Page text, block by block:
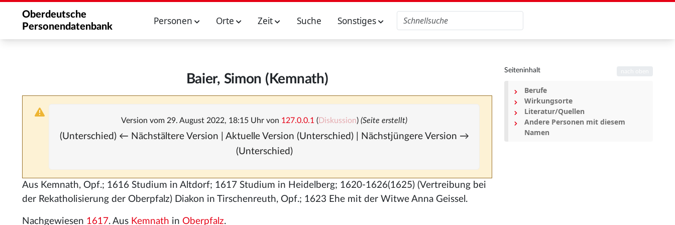
Oberdeutsche
Personendatenbank
Personen Orte Zeit Suche Sonstiges
Baier, Simon (Kemnath)
Version vom 29. August 2022, 18:15 Uhr von 127.0.0.1 (Diskussion) (Seite erstellt)
(Unterschied) ← Nächstältere Version | Aktuelle Version (Unterschied) | Nächstjüngere Version →
(Unterschied)
Aus Kemnath, Opf.; 1616 Studium in Altdorf; 1617 Studium in Heidelberg; 1620-1626(1625) (Vertreibung bei
der Rekatholisierung der Oberpfalz) Diakon in Tirschenreuth, Opf.; 1623 Ehe mit der Witwe Anna Geissel.
Nachgewiesen 1617. Aus Kemnath in Oberpfalz.
Seiteninhalt
Berufe
Wirkungsorte
Literatur/Quellen
Andere Personen mit diesem
Namen